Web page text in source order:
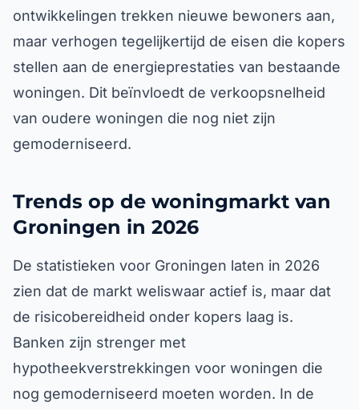
ontwikkelingen trekken nieuwe bewoners aan,
maar verhogen tegelijkertijd de eisen die kopers
stellen aan de energieprestaties van bestaande
woningen. Dit beïnvloedt de verkoopsnelheid
van oudere woningen die nog niet zijn
gemoderniseerd.
Trends op de woningmarkt van
Groningen in 2026
De statistieken voor Groningen laten in 2026
zien dat de markt weliswaar actief is, maar dat
de risicobereidheid onder kopers laag is.
Banken zijn strenger met
hypotheekverstrekkingen voor woningen die
nog gemoderniseerd moeten worden. In de